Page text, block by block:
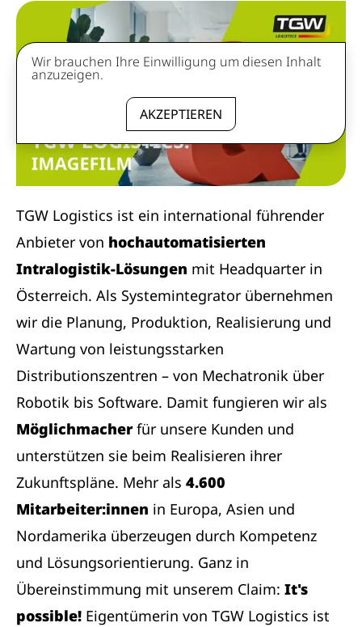
Wir brauchen Ihre Einwilligung um diesen Inhalt
anzuzeigen.
AKZEPTIEREN
TGW Logistics ist ein international führender
Anbieter von hochautomatisierten
Intralogistik-Lösungen mit Headquarter in
Österreich. Als Systemintegrator übernehmen
wir die Planung, Produktion, Realisierung und
Wartung von leistungsstarken
Distributionszentren – von Mechatronik über
Robotik bis Software. Damit fungieren wir als
Möglichmacherfür unsere Kunden und
unterstützen sie beim Realisieren ihrer
Zukunftspläne. Mehr als 4.600
Mitarbeiter:innen in Europa, Asien und
Nordamerika überzeugen durch Kompetenz
und Lösungsorientierung. Ganz in
Übereinstimmung mit unserem Claim: It's
possible! Eigentümerin von TGW Logistics ist